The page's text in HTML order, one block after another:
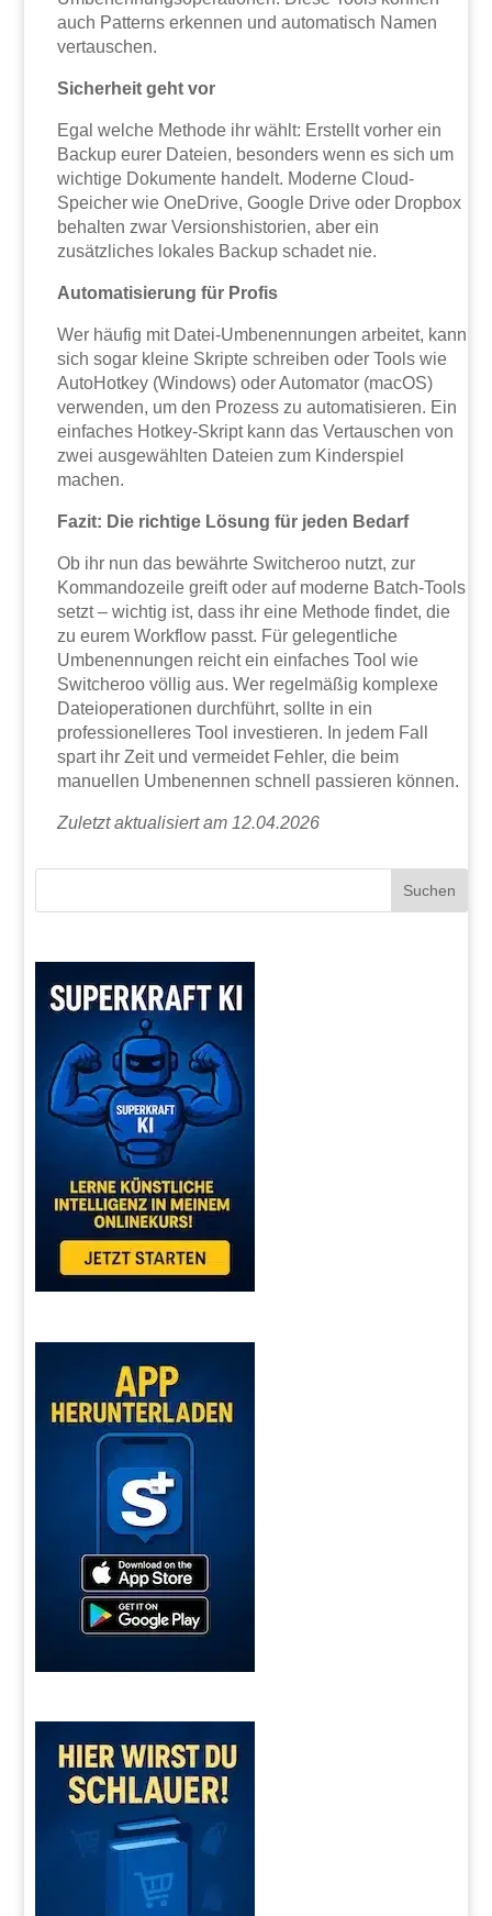
auch Patterns erkennen und automatisch Namen
vertauschen.
Sicherheit geht vor
Egal welche Methode ihr wählt: Erstellt vorher ein
Backup eurer Dateien, besonders wenn es sich um
wichtige Dokumente handelt. Moderne Cloud-
Speicher wie OneDrive, Google Drive oder Dropbox
behalten zwar Versionshistorien, aber ein
zusätzliches lokales Backup schadet nie.
Automatisierung für Profis
Wer häufig mit Datei-Umbenennungen arbeitet, kann
sich sogar kleine Skripte schreiben oder Tools wie
AutoHotkey (Windows) oder Automator (macOS)
verwenden, um den Prozess zu automatisieren. Ein
einfaches Hotkey-Skript kann das Vertauschen von
zwei ausgewählten Dateien zum Kinderspiel
machen.
Fazit: Die richtige Lösung für jeden Bedarf
Ob ihr nun das bewährte Switcheroo nutzt, zur
Kommandozeile greift oder auf moderne Batch-Tools
setzt – wichtig ist, dass ihr eine Methode findet, die
zu eurem Workflow passt. Für gelegentliche
Umbenennungen reicht ein einfaches Tool wie
Switcheroo völlig aus. Wer regelmäßig komplexe
Dateioperationen durchführt, sollte in ein
professionelleres Tool investieren. In jedem Fall
spart ihr Zeit und vermeidet Fehler, die beim
manuellen Umbenennen schnell passieren können.
Zuletzt aktualisiert am 12.04.2026